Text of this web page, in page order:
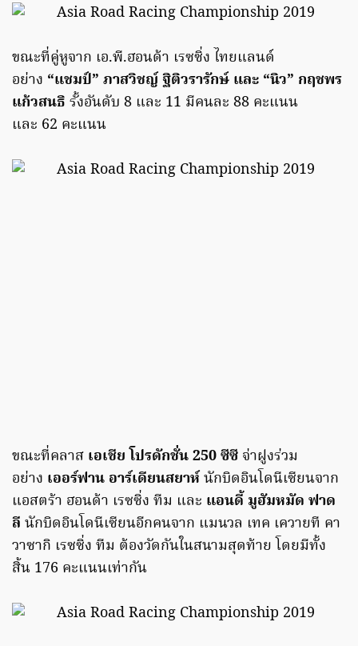
ขณะที่คู่หูจาก เอ.พี.ฮอนด้า เรซซิ่ง ไทยแลนด์
อย่าง “แชมป์” ภาสวิชญ์ ฐิติวรารักษ์ และ “นิว” กฤชพร
แก้วสนธิ รั้งอันดับ 8 และ 11 มีคนละ 88 คะแนน
และ 62 คะแนน
ขณะที่คลาส เอเชีย โปรดักชั่น250ซีซี จ่าฝูงร่วม
อย่าง เออร์ฟาน อาร์เดียนสยาห์นักบิดอินโดนีเซียนจาก
แอสตร้า ฮอนด้า เรซซิ่ง ทีม และ แอนดี้ มูฮัมหมัด ฟาด
ลี นักบิดอินโดนีเซียนอีกคนจาก แมนวล เทค เควายที คา
วาซากิ เรซซิ่ง ทีม ต้องวัดกันในสนามสุดท้าย โดยมีทั้ง
สิ้น 176 คะแนนเท่ากัน